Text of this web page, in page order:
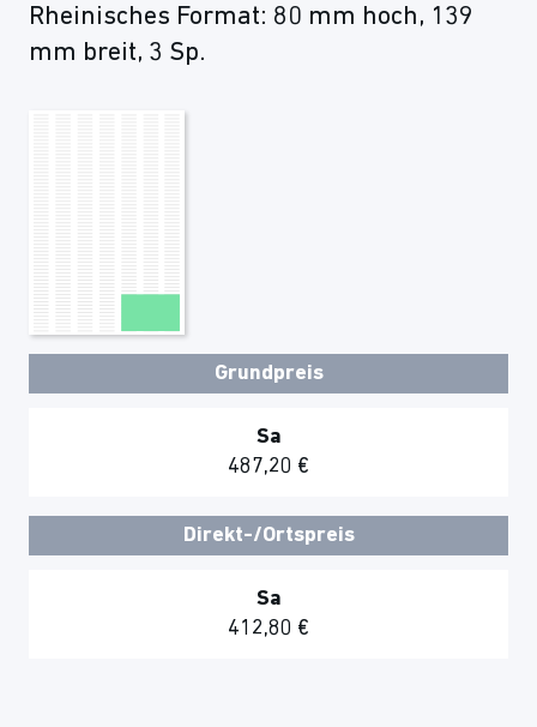
Rheinisches Format: 80 mm hoch, 139
mm breit, 3 Sp.
Grundpreis
Sa
487,20 €
Direkt-/Ortspreis
Sa
412,80 €